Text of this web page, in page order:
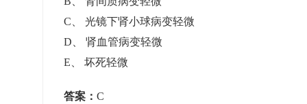
C
光镜下肾小球病变轻微
D
肾血管病变轻微
E
坏死轻微
答案： C